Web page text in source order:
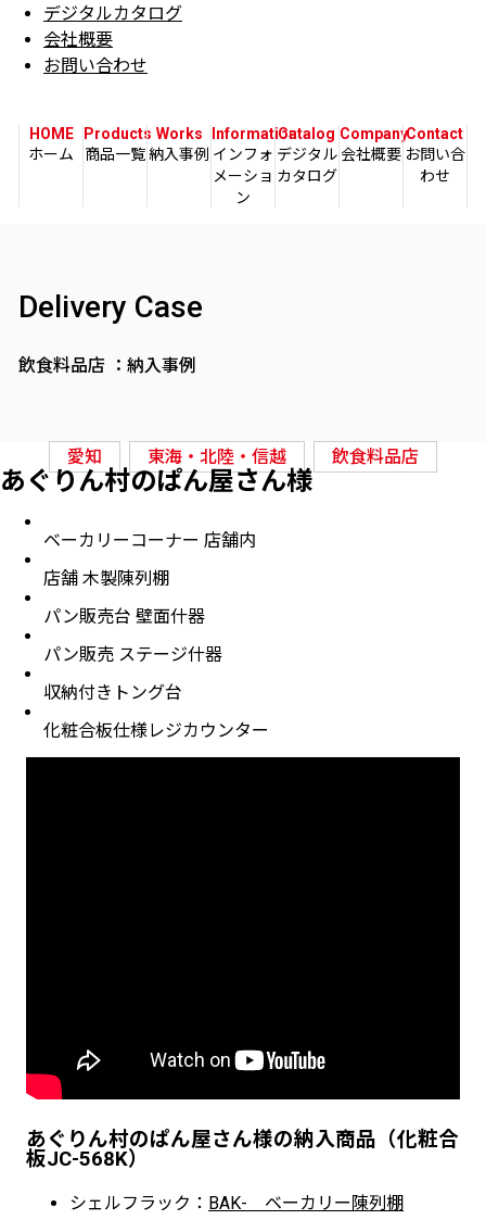
デジタルカタログ
会社概要
お問い合わせ
HOME
ホーム
Products
商品一覧
Works
納入事例
Information
インフォ
メーショ
ン
Catalog
デジタル
カタログ
Company
会社概要
Contact
お問い合
わせ
Delivery Case
飲食料品店 ：納入事例
愛知 東海・北陸・信越 飲食料品店
あぐりん村のぱん屋さん様
ベーカリーコーナー 店舗内
店舗 木製陳列棚
パン販売台 壁面什器
パン販売 ステージ什器
収納付きトング台
化粧合板仕様レジカウンター
あぐりん村のぱん屋さん様の納入商品（化粧合
板JC-568K）
シェルフラック： BAK- ベーカリー陳列棚